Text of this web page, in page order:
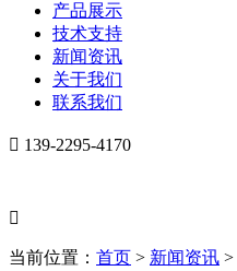
产品展示
技术支持
新闻资讯
关于我们
联系我们
 139-2295-4170

当前位置： 首页 > 新闻资讯 >